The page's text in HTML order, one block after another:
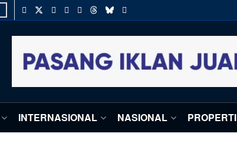
INTERNASIONAL NASIONAL PROPERTI